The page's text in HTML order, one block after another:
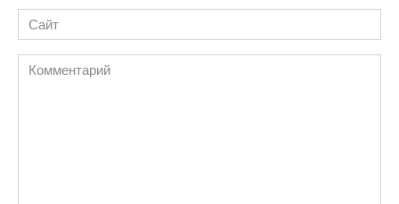
Сайт
Комментарий